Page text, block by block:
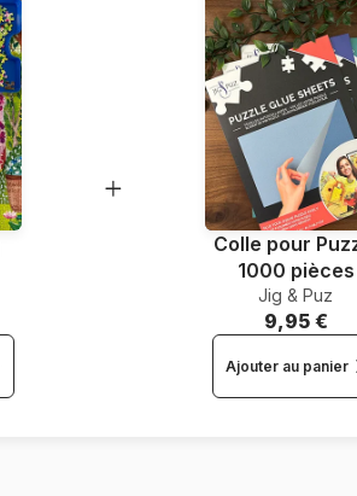
Colle pour
1000 pièces
Jig & Puz
9,95 €
Ajouter au panier